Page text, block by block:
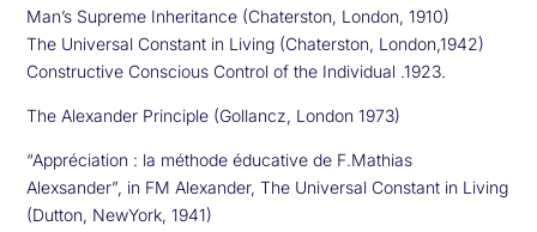
Man’s Supreme Inheritance (Chaterston, London, 1910)
The Universal Constant in Living (Chaterston, London,1942)
Constructive Conscious Control of the Individual .1923.
The Alexander Principle (Gollancz, London 1973)
“Appréciation : la méthode éducative de F.Mathias
Alexsander”, in FM Alexander, The Universal Constant in Living
(Dutton, NewYork, 1941)